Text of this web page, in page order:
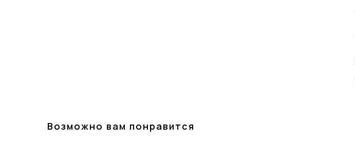
Возможно вам понравится